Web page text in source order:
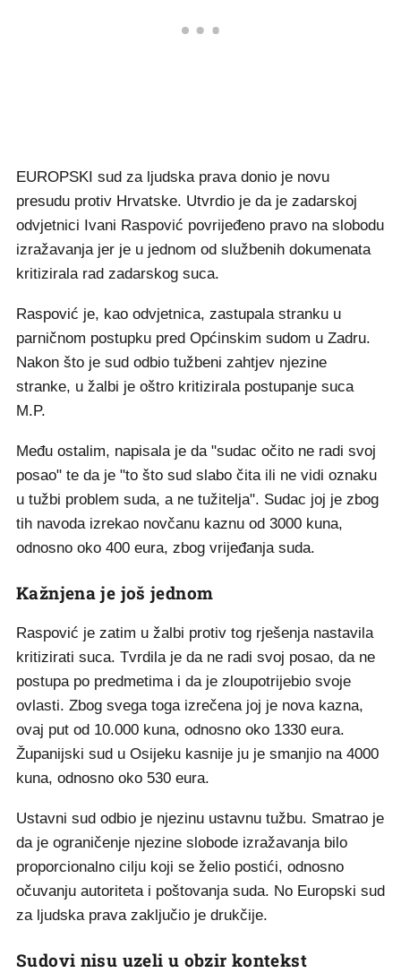
EUROPSKI sud za ljudska prava donio je novu
presudu protiv Hrvatske. Utvrdio je da je zadarskoj
odvjetnici Ivani Raspović povrijeđeno pravo na slobodu
izražavanja jer je u jednom od službenih dokumenata
kritizirala rad zadarskog suca.
Raspović je, kao odvjetnica, zastupala stranku u
parničnom postupku pred Općinskim sudom u Zadru.
Nakon što je sud odbio tužbeni zahtjev njezine
stranke, u žalbi je oštro kritizirala postupanje suca
M.P.
Među ostalim, napisala je da "sudac očito ne radi svoj
posao" te da je "to što sud slabo čita ili ne vidi oznaku
u tužbi problem suda, a ne tužitelja". Sudac joj je zbog
tih navoda izrekao novčanu kaznu od 3000 kuna,
odnosno oko 400 eura, zbog vrijeđanja suda.
Kažnjena je još jednom
Raspović je zatim u žalbi protiv tog rješenja nastavila
kritizirati suca. Tvrdila je da ne radi svoj posao, da ne
postupa po predmetima i da je zloupotrijebio svoje
ovlasti. Zbog svega toga izrečena joj je nova kazna,
ovaj put od 10.000 kuna, odnosno oko 1330 eura.
Županijski sud u Osijeku kasnije ju je smanjio na 4000
kuna, odnosno oko 530 eura.
Ustavni sud odbio je njezinu ustavnu tužbu. Smatrao je
da je ograničenje njezine slobode izražavanja bilo
proporcionalno cilju koji se želio postići, odnosno
očuvanju autoriteta i poštovanja suda. No Europski sud
za ljudska prava zaključio je drukčije.
Sudovi nisu uzeli u obzir kontekst